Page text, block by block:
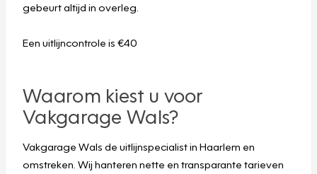
gebeurt altijd in overleg.
Een uitlijncontrole is €40
Waarom kiest u voor
Vakgarage Wals?
Vakgarage Wals de uitlijnspecialist in Haarlem en
omstreken. Wij hanteren nette en transparante tarieven